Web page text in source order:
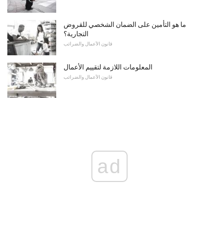
ما هو التأمين على الضمان الشخصي للقروض
التجارية؟
قانون الأعمال والضرائب
المعلومات اللازمة لتقييم الأعمال
قانون الأعمال والضرائب
ad